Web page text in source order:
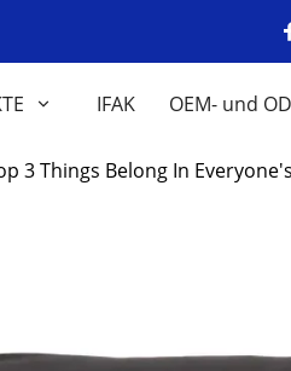
IFAK OEM- und
3 Things Belong In